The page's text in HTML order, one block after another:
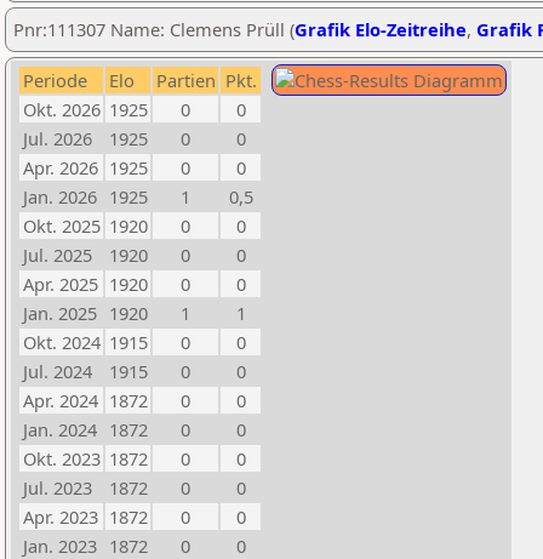
Pnr:111307 Name: Clemens Prüll (Grafik Elo-Zeitreihe, Grafik
Periode Elo Partien Pkt.
Okt. 2026 1925 0
0
Jul. 2026
1925 0
0
Apr. 2026 1925 0
0
Jan. 2026 1925 1
0,5
Okt. 2025 1920 0
0
Jul. 2025
1920 0
0
Apr. 2025 1920 0
0
Jan. 2025 1920 1
1
Okt. 2024 1915 0
0
Jul. 2024
1915 0
0
Apr. 2024 1872 0
0
Jan. 2024 1872 0
0
Okt. 2023 1872 0
0
Jul. 2023
1872 0
0
Apr. 2023 1872 0
0
Jan. 2023 1872 0
0